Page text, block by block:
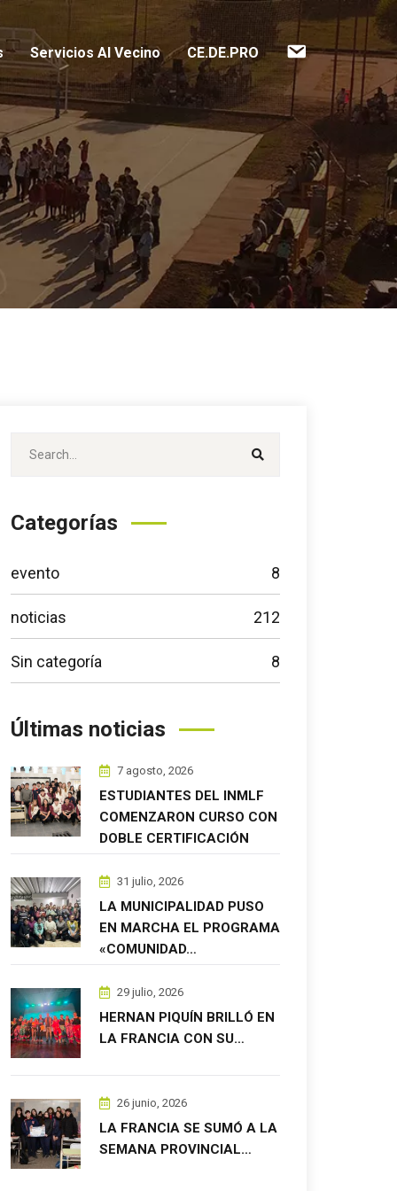
Servicios Al Vecino CE.DE.PRO Contacto
Categorías
evento 8
noticias 212
Sin categoría 8
Últimas noticias
7 agosto, 2026
ESTUDIANTES DEL INMLF
COMENZARON CURSO CON
DOBLE CERTIFICACIÓN
31 julio, 2026
LA MUNICIPALIDAD PUSO
EN MARCHA EL PROGRAMA
«COMUNIDAD…
29 julio, 2026
HERNAN PIQUÍN BRILLÓ EN
LA FRANCIA CON SU…
26 junio, 2026
LA FRANCIA SE SUMÓ A LA
SEMANA PROVINCIAL…